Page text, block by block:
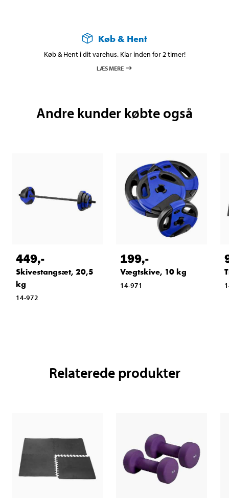
Køb & Hent
Køb & Hent i dit varehus. Klar inden for 2 timer!
LÆS MERE
Andre kunder købte også
449,-
Skivestangsæt, 20,5
kg
14-972
199,-
Vægtskive, 10 kg
14-971
Relaterede produkter